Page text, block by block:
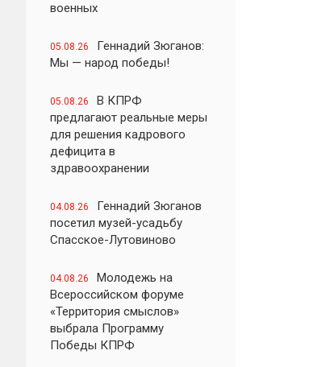
военных
05.08.26
Геннадий Зюганов:
Мы — народ победы!
05.08.26
В КПРФ
предлагают реальные меры
для решения кадрового
дефицита в
здравоохранении
04.08.26
Геннадий Зюганов
посетил музей-усадьбу
Спасское-Лутовиново
04.08.26
Молодежь на
Всероссийском форуме
«Территория смыслов»
выбрала Программу
Победы КПРФ